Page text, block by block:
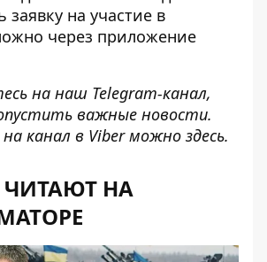
заявку на участие в
через приложение
на наш Telegram-канал,
важные новости.
канал в Viber можно здесь.
ЧИТАЮТ НА